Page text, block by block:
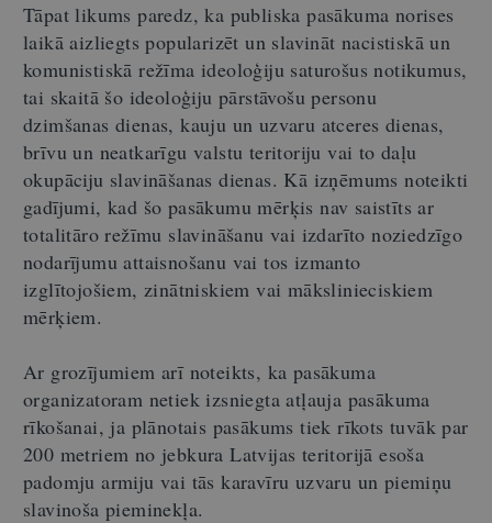
Tāpat likums paredz, ka publiska pasākuma norises
laikā aizliegts popularizēt un slavināt nacistiskā un
komunistiskā režīma ideoloģiju saturošus notikumus,
tai skaitā šo ideoloģiju pārstāvošu personu
dzimšanas dienas, kauju un uzvaru atceres dienas,
brīvu un neatkarīgu valstu teritoriju vai to daļu
okupāciju slavināšanas dienas. Kā izņēmums noteikti
gadījumi, kad šo pasākumu mērķis nav saistīts ar
totalitāro režīmu slavināšanu vai izdarīto noziedzīgo
nodarījumu attaisnošanu vai tos izmanto
izglītojošiem, zinātniskiem vai mākslinieciskiem
mērķiem.
Ar grozījumiem arī noteikts, ka pasākuma
organizatoram netiek izsniegta atļauja pasākuma
rīkošanai, ja plānotais pasākums tiek rīkots tuvāk par
200 metriem no jebkura Latvijas teritorijā esoša
padomju armiju vai tās karavīru uzvaru un piemiņu
slavinoša pieminekļa.